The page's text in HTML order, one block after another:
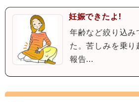
妊娠できたよ!
年齢など絞り込み
た。苦しみを乗
報告...